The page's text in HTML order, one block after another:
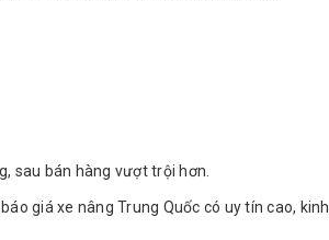
sau bán hàng vượt trội hơn.
giá xe nâng Trung Quốc có uy tín cao, kinh